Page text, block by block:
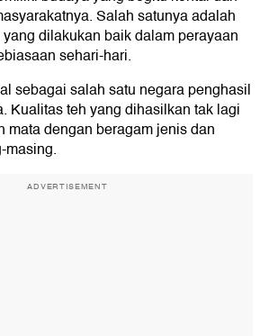
Salah satunya adalah
dilakukan baik dalam perayaan
sehari-hari.
sebagai salah satu negara penghasil
Kualitas teh yang dihasilkan tak lagi
mata dengan beragam jenis dan
masing.
ADVERTISEMENT